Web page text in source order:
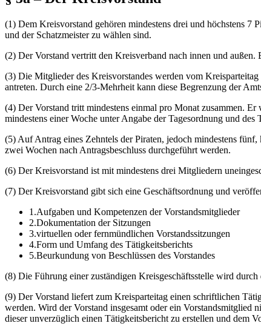
(1) Dem Kreisvorstand gehören mindestens drei und höchstens
und der Schatzmeister zu wählen sind.
(2) Der Vorstand vertritt den Kreisverband nach innen und
(3) Die Mitglieder des Kreisvorstandes werden vom
antreten. Durch eine 2/3-Mehrheit kann diese Begrenzung der
(4) Der Vorstand tritt mindestens einmal pro Monat zusammen.
mindestens einer Woche unter Angabe der Tagesordnung und
(5) Auf Antrag eines Zehntels der Piraten, jedoch mindestens
zwei Wochen nach Antragsbeschluss durchgeführt werden.
(6) Der Kreisvorstand ist mit mindestens drei Mitgliedern
(7) Der Kreisvorstand gibt sich eine Geschäftsordnung und
1.Aufgaben und Kompetenzen der Vorstandsmitglieder
2.Dokumentation der Sitzungen
3.virtuellen oder fernmündlichen Vorstandssitzungen
4.Form und Umfang des Tätigkeitsberichts
5.Beurkundung von Beschlüssen des Vorstandes
(8) Die Führung einer zuständigen Kreisgeschäftsstelle wird
(9) Der Vorstand liefert zum Kreisparteitag einen schriftlichen
werden. Wird der Vorstand insgesamt oder ein Vorstandsmitglied
dieser unverzüglich einen Tätigkeitsbericht zu erstellen und dem